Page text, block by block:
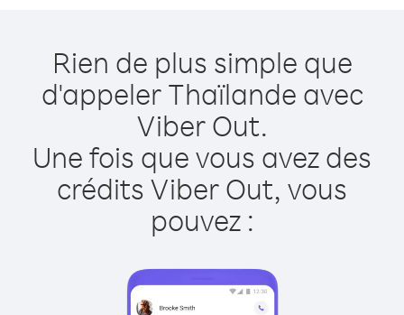
Rien de plus simple que
d'appeler Thaïlande avec
Viber Out.
Une fois que vous avez des
crédits Viber Out, vous
pouvez :